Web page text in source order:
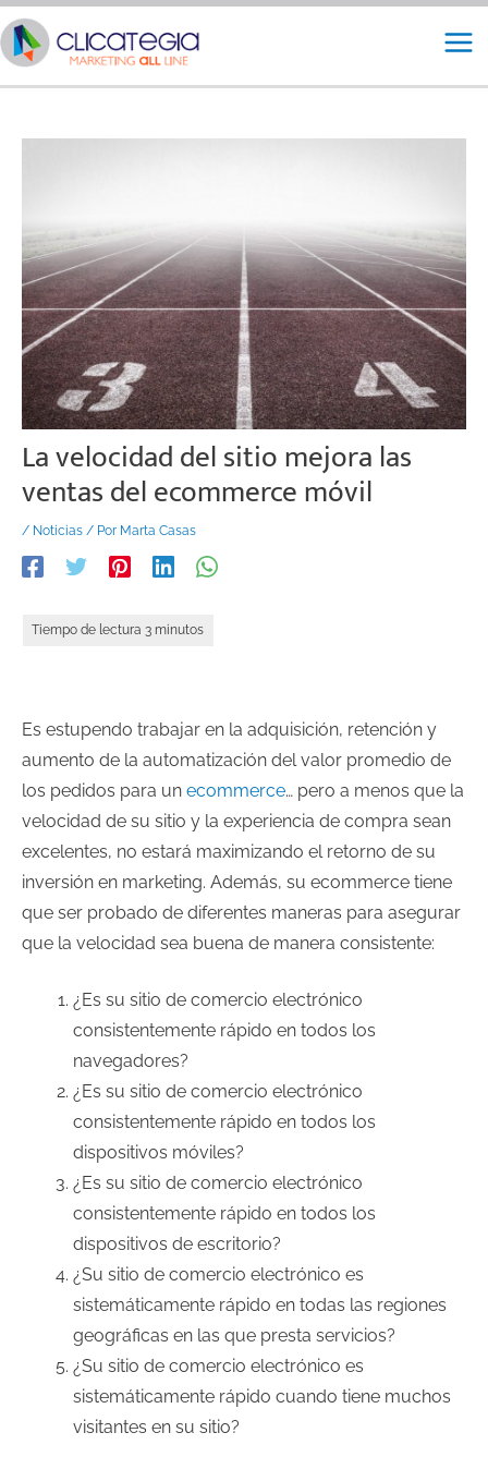
Ir
al
La velocidad del sitio mejora las
ventas del ecommerce móvil
/ Noticias / Por Marta Casas
Es estupendo trabajar en la adquisición, retención y
aumento de la automatización del valor promedio de
los pedidos para un ecommerce… pero a menos que la
velocidad de su sitio y la experiencia de compra sean
excelentes, no estará maximizando el retorno de su
inversión en marketing. Además, su ecommerce tiene
que ser probado de diferentes maneras para asegurar
que la velocidad sea buena de manera consistente:
¿Es su sitio de comercio electrónico
consistentemente rápido en todos los
navegadores?
¿Es su sitio de comercio electrónico
consistentemente rápido en todos los
dispositivos móviles?
¿Es su sitio de comercio electrónico
consistentemente rápido en todos los
dispositivos de escritorio?
¿Su sitio de comercio electrónico es
sistemáticamente rápido en todas las regiones
geográficas en las que presta servicios?
¿Su sitio de comercio electrónico es
sistemáticamente rápido cuando tiene muchos
visitantes en su sitio?